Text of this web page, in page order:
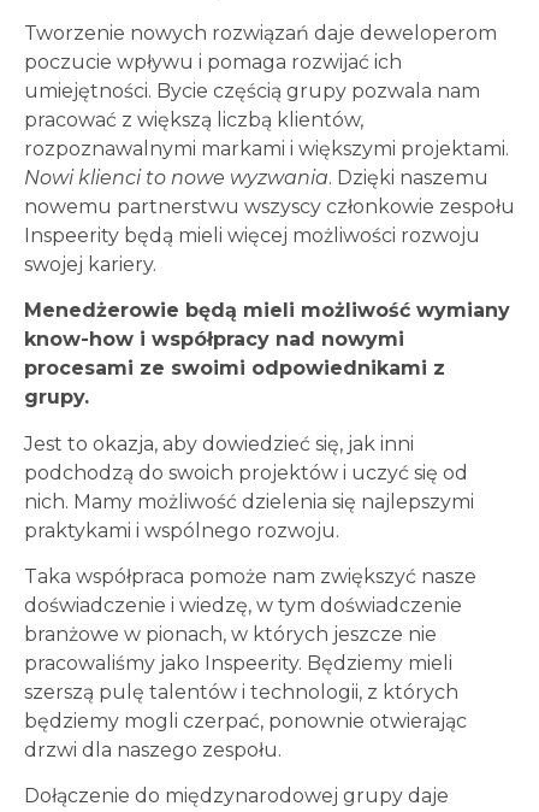
Tworzenie nowych rozwiązań daje deweloperom
poczucie wpływu i pomaga rozwijać ich
umiejętności. Bycie częścią grupy pozwala nam
pracować z większą liczbą klientów,
rozpoznawalnymi markami i większymi projektami.
Nowi klienci to nowe wyzwania. Dzięki naszemu
nowemu partnerstwu wszyscy członkowie zespołu
Inspeerity będą mieli więcej możliwości rozwoju
swojej kariery.
Menedżerowie będą mieli możliwość wymiany
know-how i współpracy nad nowymi
procesami ze swoimi odpowiednikami z
grupy.
Jest to okazja, aby dowiedzieć się, jak inni
podchodzą do swoich projektów i uczyć się od
nich. Mamy możliwość dzielenia się najlepszymi
praktykami i wspólnego rozwoju.
Taka współpraca pomoże nam zwiększyć nasze
doświadczenie i wiedzę, w tym doświadczenie
branżowe w pionach, w których jeszcze nie
pracowaliśmy jako Inspeerity. Będziemy mieli
szerszą pulę talentów i technologii, z których
będziemy mogli czerpać, ponownie otwierając
drzwi dla naszego zespołu.
Dołączenie do międzynarodowej grupy daje